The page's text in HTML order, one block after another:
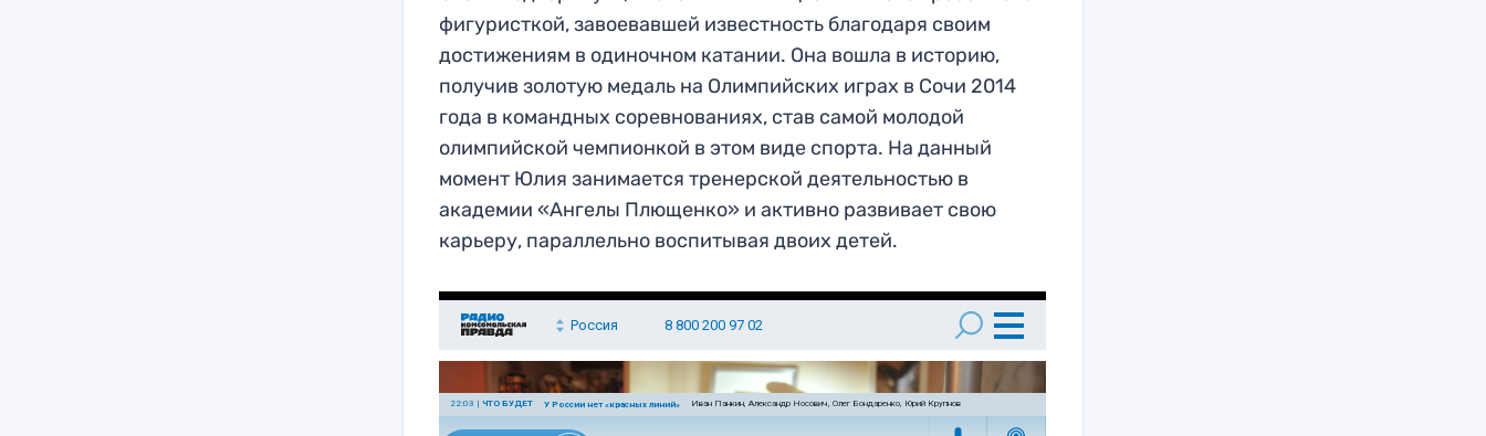
фигуристкой, завоевавшей известность благодаря своим
достижениям в одиночном катании. Она вошла в историю,
получив золотую медаль на Олимпийских играх в Сочи 2014
года в командных соревнованиях, став самой молодой
олимпийской чемпионкой в этом виде спорта. На данный
момент Юлия занимается тренерской деятельностью в
академии «Ангелы Плющенко» и активно развивает свою
карьеру, параллельно воспитывая двоих детей.